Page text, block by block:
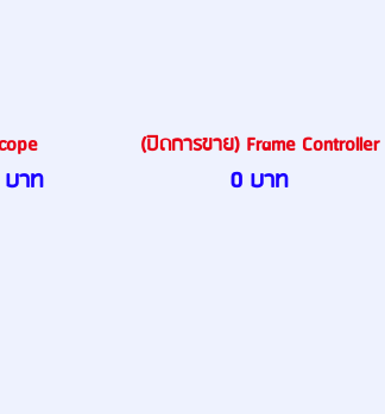
าท
(ปิดการขาย) Frame Controller
0 บาท